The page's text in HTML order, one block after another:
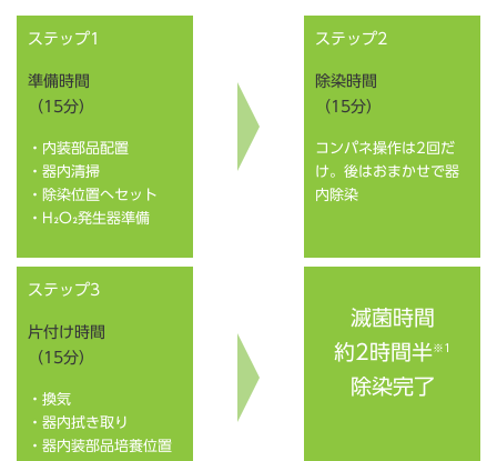
ステップ1
準備時間
（15分）
・内装部品配置
・器内清掃
・除染位置へセット
・H₂O₂発生器準備
ステップ2
除染時間
（15分）
コンパネ操作は2回だ
け。後はおまかせで器
内除染
ステップ3
片付け時間
（15分）
・換気
・器内拭き取り
・器内装部品培養位置
滅菌時間
約2時間半※1
除染完了